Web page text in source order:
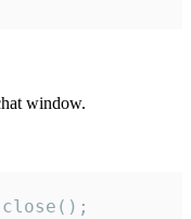
window.